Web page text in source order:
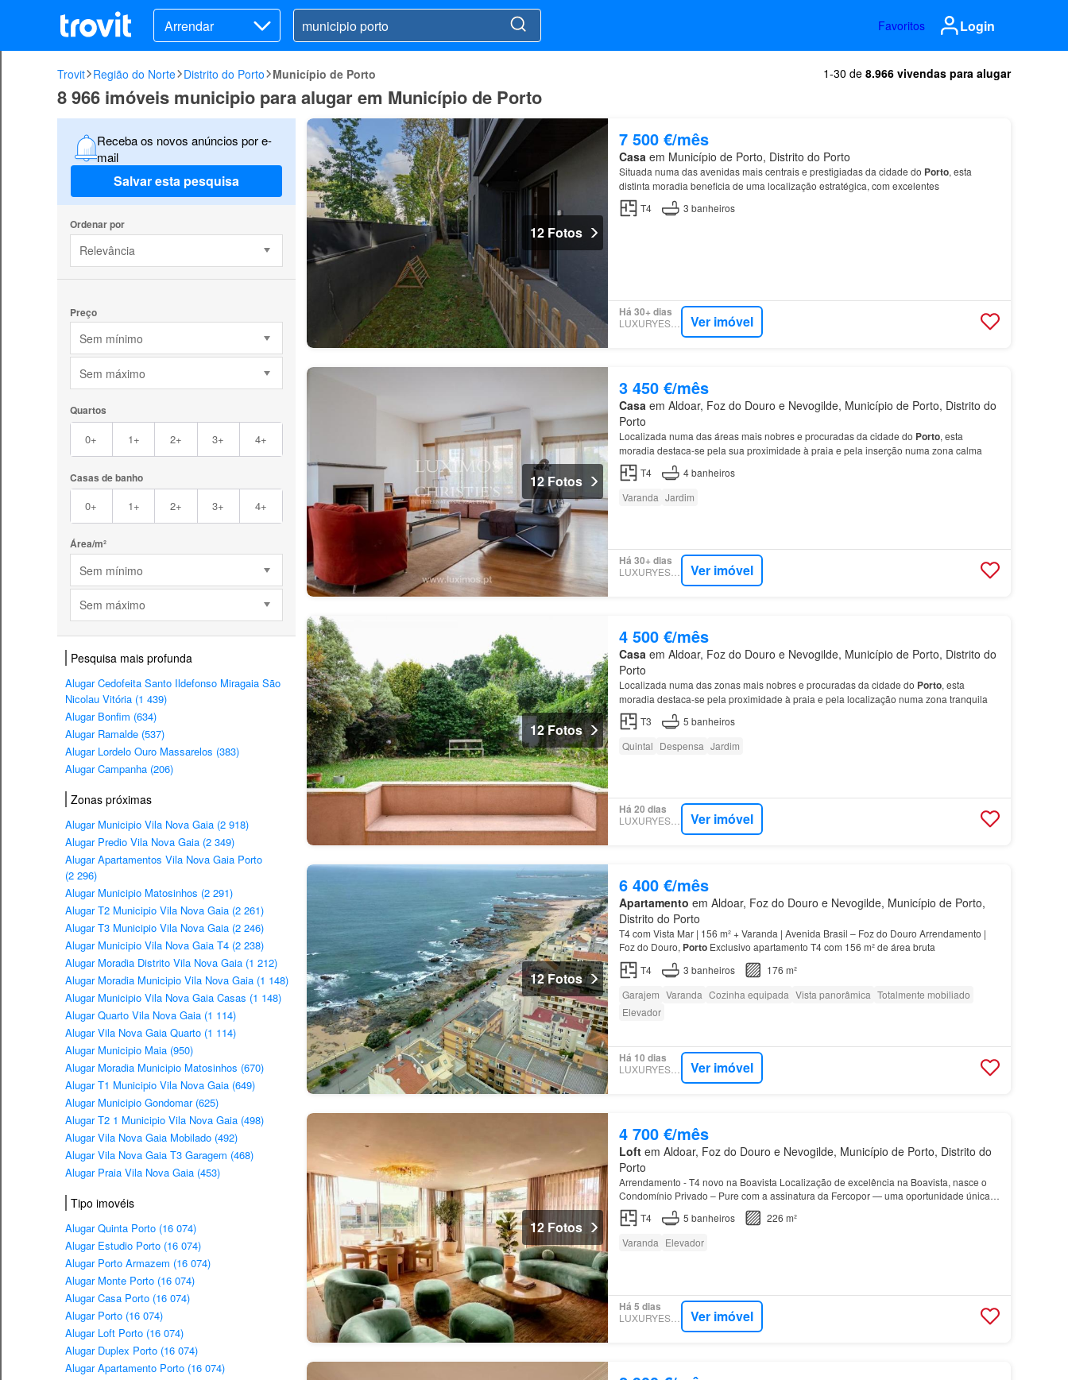
Arrendar Favoritos Login
Trovit Região do Norte Distrito do Porto Município de Porto 1-30 de 8.966 vivendas para alugar
8 966 imóveis municipio para alugar em Município de Porto
Receba os novos anúncios por e-
mail
Salvar esta pesquisa
Ordenar por
Relevância
Preço
Sem mínimo
Sem máximo
Quartos
0+ 1+ 2+ 3+ 4+
Casas de banho
0+ 1+ 2+ 3+ 4+
Área/m²
Sem mínimo
Sem máximo
Pesquisa mais profunda
Alugar Cedofeita Santo Ildefonso Miragaia São
Nicolau Vitória (1 439)
Alugar Bonfim (634)
Alugar Ramalde (537)
Alugar Lordelo Ouro Massarelos (383)
Alugar Campanha (206)
Zonas próximas
Alugar Municipio Vila Nova Gaia (2 918)
Alugar Predio Vila Nova Gaia (2 349)
Alugar Apartamentos Vila Nova Gaia Porto
(2 296)
Alugar Municipio Matosinhos (2 291)
Alugar T2 Municipio Vila Nova Gaia (2 261)
Alugar T3 Municipio Vila Nova Gaia (2 246)
Alugar Municipio Vila Nova Gaia T4 (2 238)
Alugar Moradia Distrito Vila Nova Gaia (1 212)
Alugar Moradia Municipio Vila Nova Gaia (1 148)
Alugar Municipio Vila Nova Gaia Casas (1 148)
Alugar Quarto Vila Nova Gaia (1 114)
Alugar Vila Nova Gaia Quarto (1 114)
Alugar Municipio Maia (950)
Alugar Moradia Municipio Matosinhos (670)
Alugar T1 Municipio Vila Nova Gaia (649)
Alugar Municipio Gondomar (625)
Alugar T2 1 Municipio Vila Nova Gaia (498)
Alugar Vila Nova Gaia Mobilado (492)
Alugar Vila Nova Gaia T3 Garagem (468)
Alugar Praia Vila Nova Gaia (453)
Tipo imovéis
Alugar Quinta Porto (16 074)
Alugar Estudio Porto (16 074)
Alugar Porto Armazem (16 074)
Alugar Monte Porto (16 074)
Alugar Casa Porto (16 074)
Alugar Porto (16 074)
Alugar Loft Porto (16 074)
Alugar Duplex Porto (16 074)
Alugar Apartamento Porto (16 074)
12 Fotos
7 500 €/mês
Casaem Município de Porto, Distrito do Porto
Situada numa das avenidas mais centrais e prestigiadas da cidade do Porto, esta
distinta moradia beneficia de uma localização estratégica, com excelentes
T4
3 banheiros
Há 30+ dias
LUXURYESTATE Ver imóvel
12 Fotos
3 450 €/mês
Casa em Aldoar, Foz do Douro e Nevogilde, Município de Porto, Distrito do
Porto
Localizada numa das áreas mais nobres e procuradas da cidade do Porto, esta
moradia destaca-se pela sua proximidade à praia e pela inserção numa zona calma
T4
4banheiros
Varanda Jardim
Há 30+ dias
LUXURYESTATE Ver imóvel
12 Fotos
4 500 €/mês
Casa em Aldoar, Foz do Douro e Nevogilde, Município de Porto, Distrito do
Porto
Localizada numa das zonas mais nobres e procuradas da cidade do Porto, esta
moradia destaca-se pela proximidade à praia e pela localização numa zona tranquila
T3
5 banheiros
Quintal Despensa Jardim
Há 20 dias
LUXURYESTATE Ver imóvel
12 Fotos
6 400 €/mês
Apartamento em Aldoar, Foz do Douro e Nevogilde, Município de Porto,
Distrito do Porto
T4 com Vista Mar | 156 m² + Varanda | Avenida Brasil – Foz do Douro Arrendamento |
Foz do Douro, PortoExclusivo apartamento T4 com 156 m² de área bruta
T4
3 banheiros
176 m²
Garajem Varanda Cozinha equipada Vista panorâmica Totalmente mobiliado
Elevador
Há 10 dias
LUXURYESTATE Ver imóvel
12 Fotos
4 700 €/mês
Loftem Aldoar, Foz do Douro e Nevogilde, Município de Porto, Distrito do
Porto
Arrendamento - T4 novo na Boavista Localização de excelência na Boavista, nasce o
Condomínio Privado – Pure com a assinatura da Fercopor — uma oportunidade única
de viver com luxo e distinção, onde a arquitetura contemporânea…
T4 5 banheiros
226 m²
Varanda Elevador
Há 5 dias
LUXURYESTATE Ver imóvel